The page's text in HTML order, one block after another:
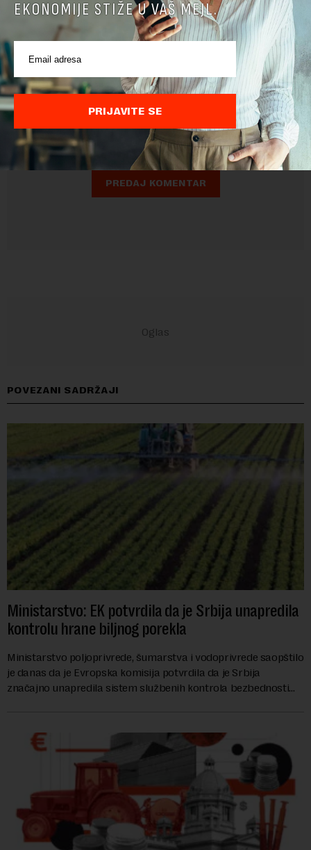
Pre slanja komentara, molimo vas da se upoznate sa
pravilima komentarisanja i pravilima korišćenja sajta.
Google Politika
PrivatnostiiGoogle Uslovi Korišćenjasu primenjeni.
POVEZANI SADRŽAJI
Ministarstvo: EK potvrdila da je Srbija unapredila
kontrolu hrane biljnog porekla
Ministarstvo poljoprivrede, šumarstva i vodoprivrede saopštilo
je danas da je Evropska komisija potvrdila da je Srbija
značajno unapredila sistem službenih kontrola bezbednosti
EKONOMIJE STIŽE U VAŠ MEJL.
PRIJAVITE SE